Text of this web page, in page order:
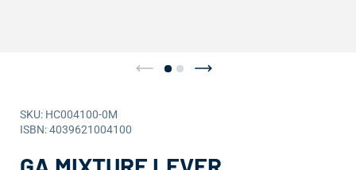
SKU: HC004100-0M
ISBN: 4039621004100